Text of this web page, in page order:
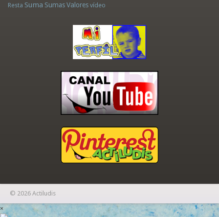
Resta Suma Sumas Valores vídeo
© 2026 Actiludis
×